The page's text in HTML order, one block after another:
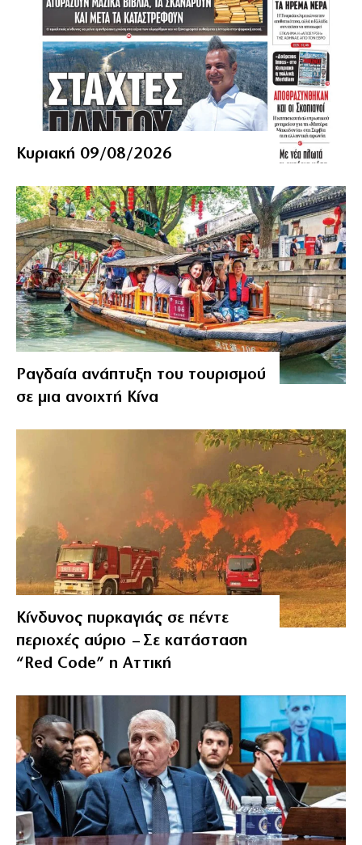
Κυριακή 09/08/2026
Ραγδαία ανάπτυξη του τουρισμού
σε μια ανοιχτή Κίνα
Κίνδυνος πυρκαγιάς σε πέντε
περιοχές αύριο – Σε κατάσταση
“Red Code” η Αττική